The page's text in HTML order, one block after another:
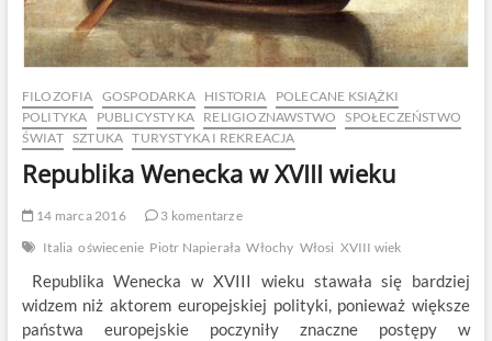
FILOZOFIA GOSPODARKA HISTORIA
POLECANE KSIĄŻKI
POLITYKA
PUBLICYSTYKA RELIGIOZNAWSTWO
SPOŁECZEŃSTWO
ŚWIAT SZTUKA TURYSTYKA I REKREACJA
Republika Wenecka w XVIII wieku
14 marca 2016
3 komentarze
Italia oświecenie Piotr Napierała Włochy Włosi XVIII wiek
Republika Wenecka w XVIII wieku stawała się bardziej
widzem niż aktorem europejskiej polityki, ponieważ większe
państwa europejskie poczyniły znaczne postępy w